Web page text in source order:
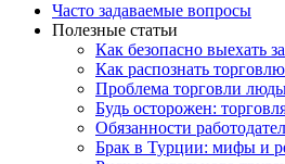
Часто задаваемые вопросы
Полезные статьи
Как безопасно выехать
Как распознать
Проблема торговли
Будь осторожен:
Обязанности
Брак в Турции: мифы и